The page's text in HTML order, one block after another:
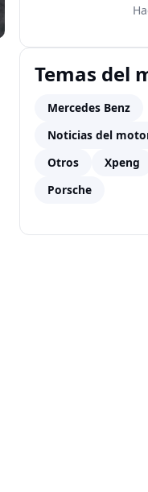
Temas del
Mercedes Benz
Noticias del
Otros
Xpeng
Porsche